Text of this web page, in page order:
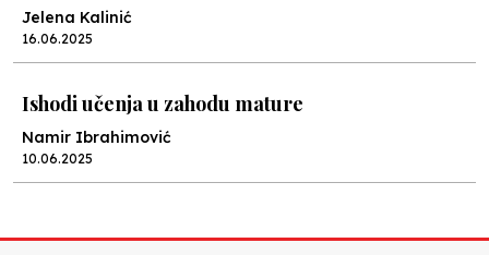
Jelena Kalinić
16.06.2025
Ishodi učenja u zahodu mature
Namir Ibrahimović
10.06.2025